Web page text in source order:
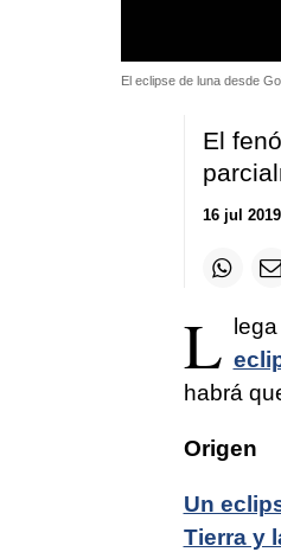
El eclipse de luna desde
El
16 jul 2019
L
habrá
Origen
Un
Tierra y